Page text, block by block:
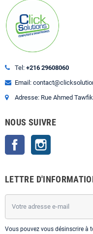
Tel: +216 29608060
Email:
Adresse: Rue Ahmed
NOUS SUIVRE
Facebook
LETTRE
Vous pouvez vous désinscrire à